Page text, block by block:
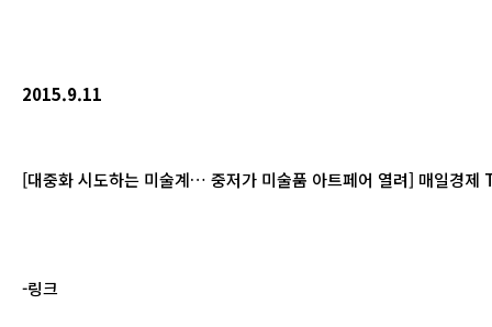
2015.9.11
[대중화 시도하는 미술계… 중저가 미술품 아트페어 열려] 매일경제
-링크